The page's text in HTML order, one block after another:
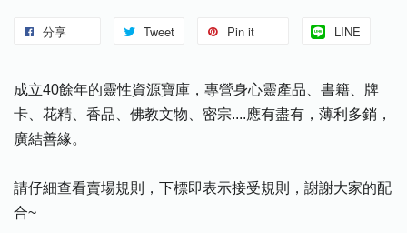
分享 Tweet Pin it LINE
成立40餘年的靈性資源寶庫，專營身心靈產品、書籍、牌
卡、花精、香品、佛教文物、密宗....應有盡有，薄利多銷，
廣結善緣。
請仔細查看賣場規則，下標即表示接受規則，謝謝大家的配
合~